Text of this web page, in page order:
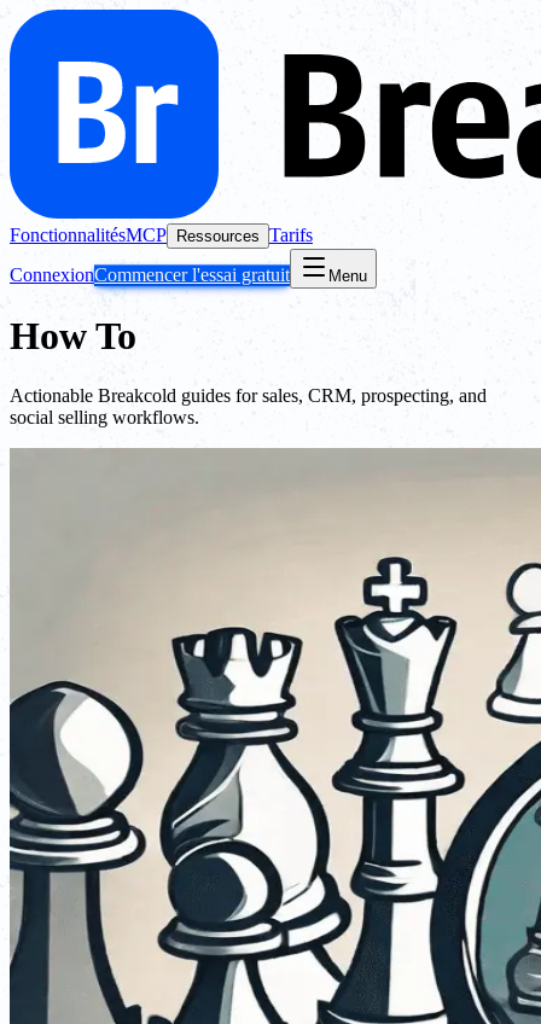
FonctionnalitésMCP Ressources Tarifs
ConnexionCommencer l'essai gratuit Menu
How To
Actionable Breakcold guides for sales, CRM, prospecting, and
social selling workflows.